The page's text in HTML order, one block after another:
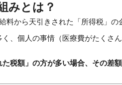
みとは？
から天引きされた「所得税」の
、個人の事情（医療費がたくさ
税額」の方が多い場合、その差